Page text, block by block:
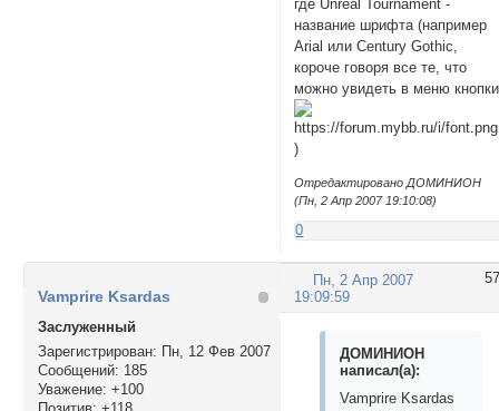
где Unreal Tournament -
название шрифта (например
Arial или Century Gothic,
короче говоря все те, что
можно увидеть в меню кнопки
)
Отредактировано ДОМИНИОН
(Пн, 2 Апр 2007 19:10:08)
0
57
Пн, 2 Апр 2007
19:09:59
Vamprire Ksardas
Заслуженный
Зарегистрирован: Пн, 12 Фев 2007
Сообщений: 185
Уважение: +100
ДОМИНИОН
написал(а):
Vamprire Ksardas